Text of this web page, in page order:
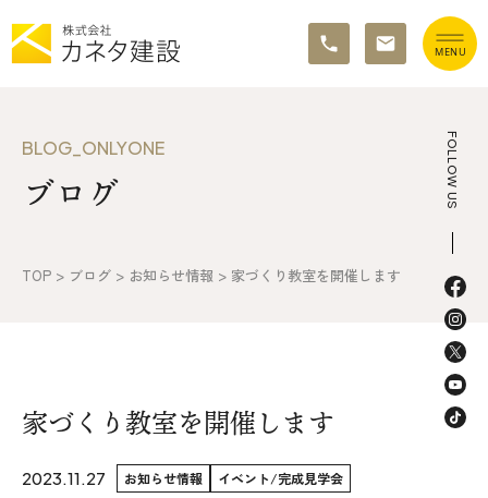
イベント情報
施工事例&お客様の声
不動産情報
FOLLOW US
BLOG_ONLYONE
ブログ
TOP > ブログ > お知らせ情報 > 家づくり教室を開催します
家づくり教室を開催します
2023.11.27 お知らせ情報 イベント/完成見学会